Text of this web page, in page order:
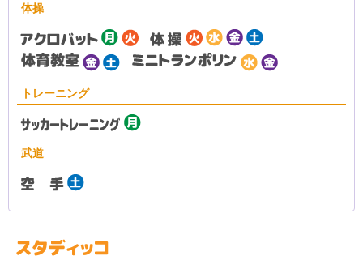
体操
トレーニング
武道